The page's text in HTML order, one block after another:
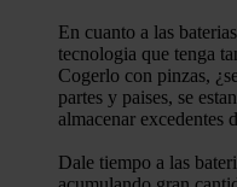
En cuanto a las
tecnologia que tenga
Cogerlo con pinzas,
partes y paises, se
almacenar excedentes
Dale tiempo a las